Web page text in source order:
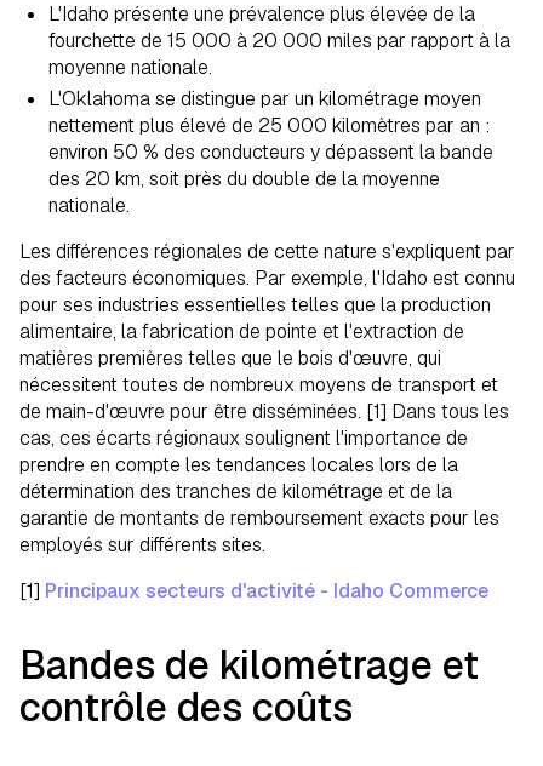
L'Idaho présente une prévalence plus élevée de la
fourchette de 15 000 à 20 000 miles par rapport à la
moyenne nationale.
L'Oklahoma se distingue par un kilométrage moyen
nettement plus élevé de 25 000 kilomètres par an :
environ 50 % des conducteurs y dépassent la bande
des 20 km, soit près du double de la moyenne
nationale.
Les différences régionales de cette nature s'expliquent par
des facteurs économiques. Par exemple, l'Idaho est connu
pour ses industries essentielles telles que la production
alimentaire, la fabrication de pointe et l'extraction de
matières premières telles que le bois d'œuvre, qui
nécessitent toutes de nombreux moyens de transport et
de main-d'œuvre pour être disséminées. [1] Dans tous les
cas, ces écarts régionaux soulignent l'importance de
prendre en compte les tendances locales lors de la
détermination des tranches de kilométrage et de la
garantie de montants de remboursement exacts pour les
employés sur différents sites.
[1] Principaux secteurs d'activité - Idaho Commerce
Bandes de kilométrage et
contrôle des coûts